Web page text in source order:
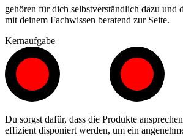
gehören für dich selbstverständlich dazu und
mit deinem Fachwissen beratend zur Seite.
Kernaufgabe
Du sorgst dafür, dass die Produkte
effizient disponiert werden, um ein